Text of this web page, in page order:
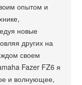
опытом и
новые
других на
своем
Fazer FZ6 я
и волнующее,